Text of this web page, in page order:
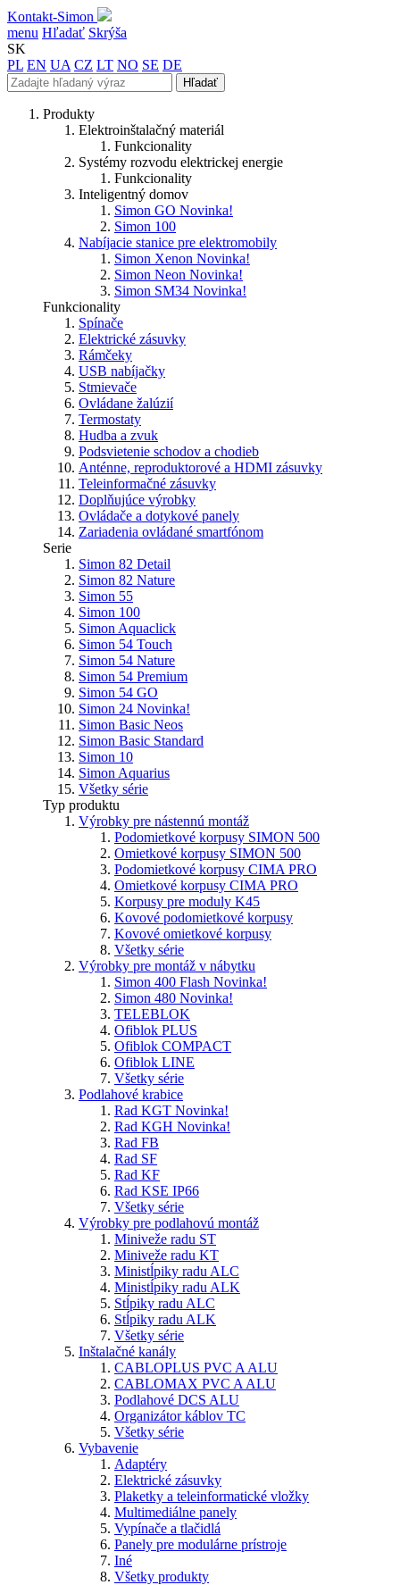
Kontakt-Simon
menu Hľadať Skrýša
SK
PL EN UA CZ LT NO SE DE
Hľadať
Produkty
Elektroinštalačný materiál
Funkcionality
Systémy rozvodu elektrickej energie
Funkcionality
Inteligentný domov
Simon GO Novinka!
Simon 100
Nabíjacie stanice pre elektromobily
Simon Xenon Novinka!
Simon Neon Novinka!
Simon SM34 Novinka!
Funkcionality
Spínače
Elektrické zásuvky
Rámčeky
USB nabíjačky
Stmievače
Ovládane žalúzií
Termostaty
Hudba a zvuk
Podsvietenie schodov a chodieb
Anténne, reproduktorové a HDMI zásuvky
Teleinformačné zásuvky
Doplňujúce výrobky
Ovládače a dotykové panely
Zariadenia ovládané smartfónom
Serie
Simon 82 Detail
Simon 82 Nature
Simon 55
Simon 100
Simon Aquaclick
Simon 54 Touch
Simon 54 Nature
Simon 54 Premium
Simon 54 GO
Simon 24 Novinka!
Simon Basic Neos
Simon Basic Standard
Simon 10
Simon Aquarius
Všetky série
Typ produktu
Výrobky pre nástennú montáž
Podomietkové korpusy SIMON 500
Omietkové korpusy SIMON 500
Podomietkové korpusy CIMA PRO
Omietkové korpusy CIMA PRO
Korpusy pre moduly K45
Kovové podomietkové korpusy
Kovové omietkové korpusy
Všetky série
Výrobky pre montáž v nábytku
Simon 400 Flash Novinka!
Simon 480 Novinka!
TELEBLOK
Ofiblok PLUS
Ofiblok COMPACT
Ofiblok LINE
Všetky série
Podlahové krabice
Rad KGT Novinka!
Rad KGH Novinka!
Rad FB
Rad SF
Rad KF
Rad KSE IP66
Všetky série
Výrobky pre podlahovú montáž
Miniveže radu ST
Miniveže radu KT
Ministĺpiky radu ALC
Ministĺpiky radu ALK
Stĺpiky radu ALC
Stĺpiky radu ALK
Všetky série
Inštalačné kanály
CABLOPLUS PVC A ALU
CABLOMAX PVC A ALU
Podlahové DCS ALU
Organizátor káblov TC
Všetky série
Vybavenie
Adaptéry
Elektrické zásuvky
Plaketky a teleinformatické vložky
Multimediálne panely
Vypínače a tlačidlá
Panely pre modulárne prístroje
Iné
Všetky produkty